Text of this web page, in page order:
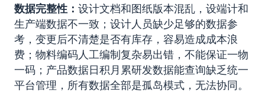
数据完整性： 设计文档和图纸版本混乱，设端计和
生产端数据不一致；设计人员缺少足够的数据参
考，变更后不清楚是否有库存，容易造成成本浪
费；物料编码人工编制复杂易出错，不能保证一物
一码；产品数据日积月累研发数据能查询缺乏统一
平台管理，所有数据全部是孤岛模式，无法协同。